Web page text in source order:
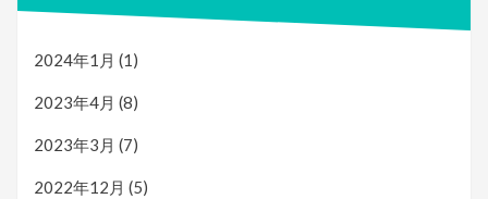
2024年1月 (1)
2023年4月 (8)
2023年3月 (7)
2022年12月 (5)